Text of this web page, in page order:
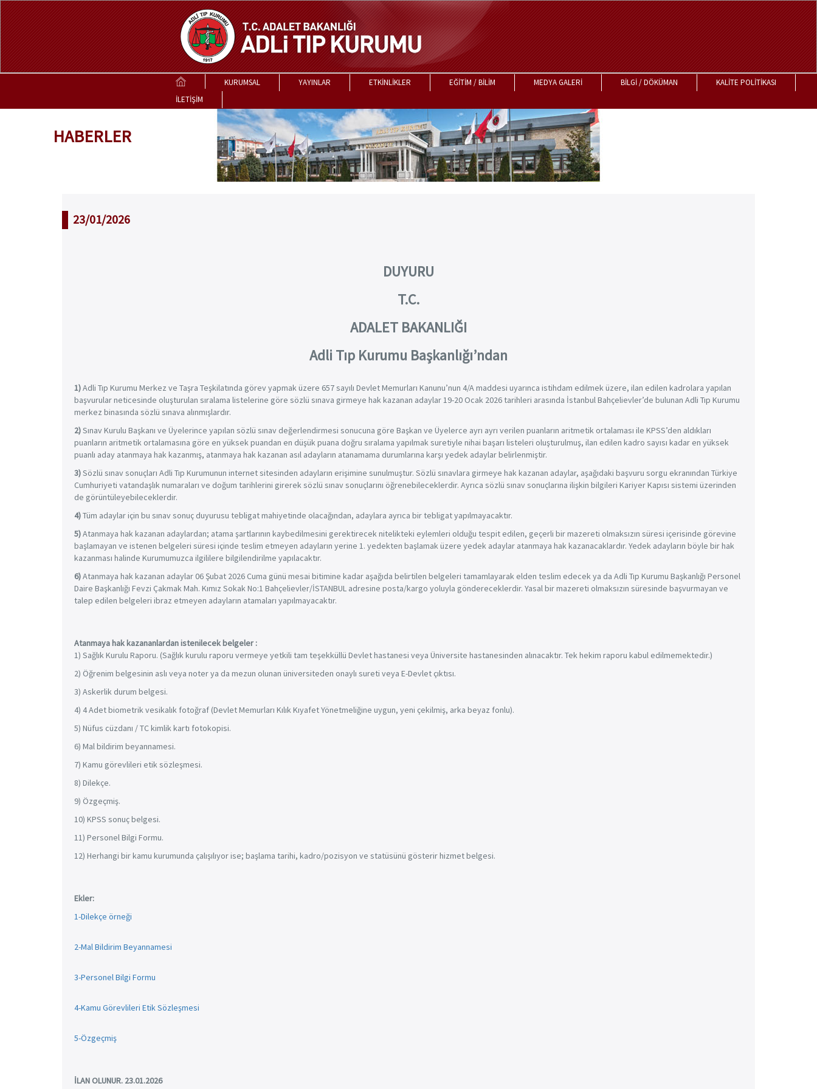
KURUMSAL YAYINLAR ETKİNLİKLER EĞİTİM / BİLİM MEDYA GALERİ BİLGİ / DÖKÜMAN
KALİTE POLİTİKASI
İLETİŞİM
HABERLER
23/01/2026
DUYURU
T.C.
ADALET BAKANLIĞI
Adli Tıp Kurumu Başkanlığı’ndan
1)Adli Tıp Kurumu Merkez ve Taşra Teşkilatında görev yapmak üzere 657 sayılı Devlet Memurları Kanunu’nun 4/A maddesi uyarınca istihdam edilmek üzere, ilan edilen kadrolara yapılan
başvurular neticesinde oluşturulan sıralama listelerine göre sözlü sınava girmeye hak kazanan adaylar 19-20 Ocak 2026 tarihleri arasında İstanbul Bahçelievler’de bulunan Adli Tıp Kurumu
merkez binasında sözlü sınava alınmışlardır.
2)Sınav Kurulu Başkanı ve Üyelerince yapılan sözlü sınav değerlendirmesi sonucuna göre Başkan ve Üyelerce ayrı ayrı verilen puanların aritmetik ortalaması ile KPSS’den aldıkları
puanların aritmetik ortalamasına göre en yüksek puandan en düşük puana doğru sıralama yapılmak suretiyle nihai başarı listeleri oluşturulmuş, ilan edilen kadro sayısı kadar en yüksek
puanlı aday atanmaya hak kazanmış, atanmaya hak kazanan asıl adayların atanamama durumlarına karşı yedek adaylar belirlenmiştir.
3)Sözlü sınav sonuçları Adli Tıp Kurumunun internet sitesinden adayların erişimine sunulmuştur. Sözlü sınavlara girmeye hak kazanan adaylar, aşağıdaki başvuru sorgu ekranından Türkiye
Cumhuriyeti vatandaşlık numaraları ve doğum tarihlerini girerek sözlü sınav sonuçlarını öğrenebileceklerdir. Ayrıca sözlü sınav sonuçlarına ilişkin bilgileri Kariyer Kapısı sistemi üzerinden
de görüntüleyebileceklerdir.
4)Tüm adaylar için bu sınav sonuç duyurusu tebligat mahiyetinde olacağından, adaylara ayrıca bir tebligat yapılmayacaktır.
5)Atanmaya hak kazanan adaylardan; atama şartlarının kaybedilmesini gerektirecek nitelikteki eylemleri olduğu tespit edilen, geçerli bir mazereti olmaksızın süresi içerisinde görevine
başlamayan ve istenen belgeleri süresi içinde teslim etmeyen adayların yerine 1. yedekten başlamak üzere yedek adaylar atanmaya hak kazanacaklardır. Yedek adayların böyle bir hak
kazanması halinde Kurumumuzca ilgililere bilgilendirilme yapılacaktır.
6)Atanmaya hak kazanan adaylar 06 Şubat 2026 Cuma günü mesai bitimine kadar aşağıda belirtilen belgeleri tamamlayarak elden teslim edecek ya da Adli Tıp Kurumu Başkanlığı Personel
Daire Başkanlığı Fevzi Çakmak Mah. Kımız Sokak No:1 Bahçelievler/İSTANBUL adresine posta/kargo yoluyla göndereceklerdir. Yasal bir mazereti olmaksızın süresinde başvurmayan ve
talep edilen belgeleri ibraz etmeyen adayların atamaları yapılmayacaktır.
Atanmaya hak kazananlardan istenilecek belgeler :
1) Sağlık Kurulu Raporu. (Sağlık kurulu raporu vermeye yetkili tam teşekküllü Devlet hastanesi veya Üniversite hastanesinden alınacaktır. Tek hekim raporu kabul edilmemektedir.)
2) Öğrenim belgesinin aslı veya noter ya da mezun olunan üniversiteden onaylı sureti veya E-Devlet çıktısı.
3) Askerlik durum belgesi.
4) 4 Adet biometrik vesikalık fotoğraf (Devlet Memurları Kılık Kıyafet Yönetmeliğine uygun, yeni çekilmiş, arka beyaz fonlu).
5) Nüfus cüzdanı / TC kimlik kartı fotokopisi.
6) Mal bildirim beyannamesi.
7) Kamu görevlileri etik sözleşmesi.
8) Dilekçe.
9) Özgeçmiş.
10) KPSS sonuç belgesi.
11) Personel Bilgi Formu.
12) Herhangi bir kamu kurumunda çalışılıyor ise; başlama tarihi, kadro/pozisyon ve statüsünü gösterir hizmet belgesi.
Ekler:
1-Dilekçe örneği
2-Mal Bildirim Beyannamesi
3-Personel Bilgi Formu
4-Kamu Görevlileri Etik Sözleşmesi
5-Özgeçmiş
İLAN OLUNUR. 23.01.2026